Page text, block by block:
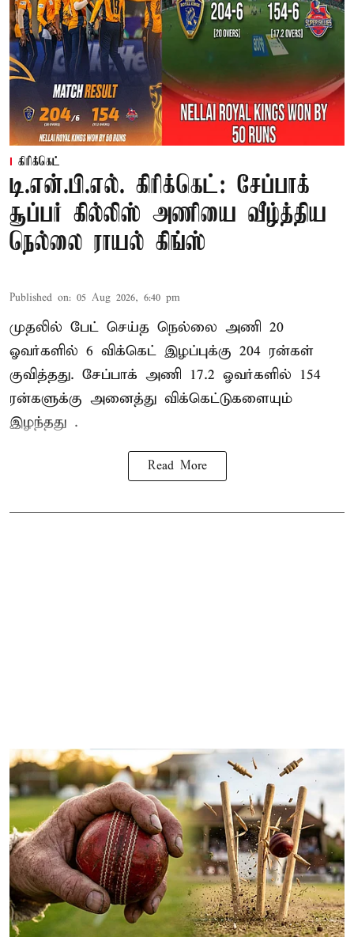
கிரிக்கெட்
டி.என்.பி.எல். கிரிக்கெட்: சேப்பாக்
சூப்பர் கில்லிஸ் அணியை வீழ்த்திய
நெல்லை ராயல் கிங்ஸ்
Published on: 05 Aug 2026, 6:40 pm
முதலில் பேட் செய்த நெல்லை அணி 20
ஓவர்களில் 6 விக்கெட் இழப்புக்கு 204 ரன்கள்
குவித்தது. சேப்பாக் அணி 17.2 ஓவர்களில் 154
ரன்களுக்கு அனைத்து விக்கெட்டுகளையும்
இழந்தது .
Read More